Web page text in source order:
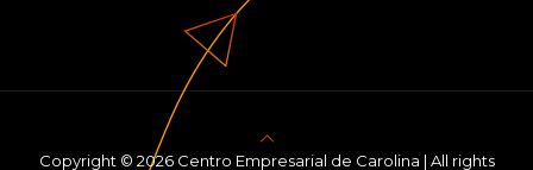
Copyright © 2026 Centro Empresarial de Carolina | All rights